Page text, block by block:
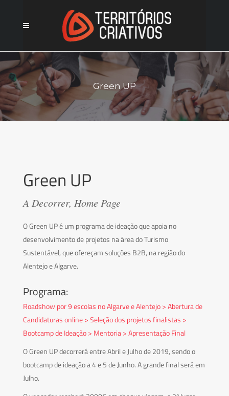
Green UP
Green UP
A Decorrer, Home Page
O Green UP é um programa de ideação que apoia no
desenvolvimento de projetos na área do Turismo
Sustentável, que ofereçam soluções B2B, na região do
Alentejo e Algarve.
Programa:
Roadshow por 9 escolas no Algarve e Alentejo > Abertura de
Candidaturas online > Seleção dos projetos finalistas >
Bootcamp de Ideação > Mentoria > Apresentação Final
O Green UP decorrerá entre Abril e Julho de 2019, sendo o
bootcamp de ideação a 4 e 5 de Junho. A grande final será em
Julho.